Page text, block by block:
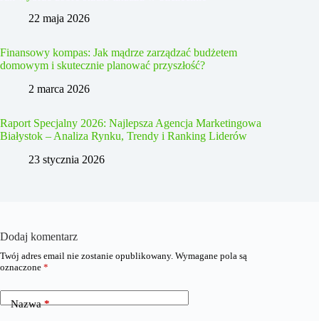
22 maja 2026
Finansowy kompas: Jak mądrze zarządzać budżetem
domowym i skutecznie planować przyszłość?
2 marca 2026
Raport Specjalny 2026: Najlepsza Agencja Marketingowa
Białystok – Analiza Rynku, Trendy i Ranking Liderów
23 stycznia 2026
Dodaj komentarz
Twój adres email nie zostanie opublikowany. Wymagane pola są
oznaczone *
Nazwa*